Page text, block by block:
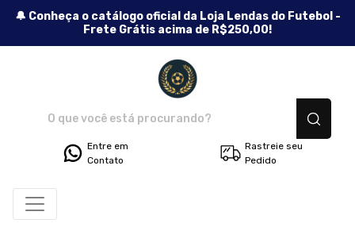
🔔 Conheça o catálogo oficial da Loja Lendas do Futebol -
Frete Grátis acima de R$250,00!
Entre em
Contato
Rastreie seu
Pedido